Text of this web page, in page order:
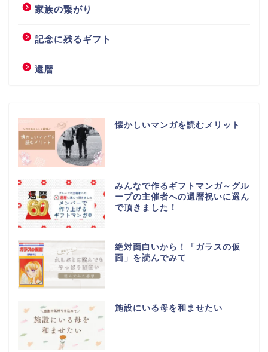
家族の繋がり
記念に残るギフト
還暦
懐かしいマンガを読むメリット
みんなで作るギフトマンガ～グル
ープの主催者への還暦祝いに選ん
で頂きました！
絶対面白いから！「ガラスの仮
面」を読んでみて
施設にいる母を和ませたい